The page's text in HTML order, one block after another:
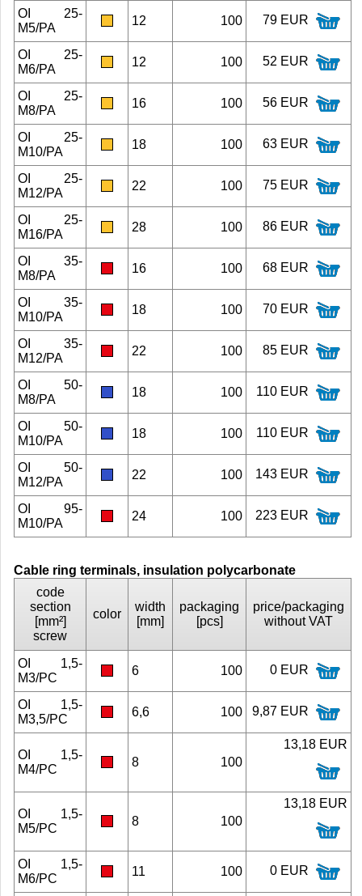
OI 25-
M5/PA
12 100 79 EUR
OI 25-
M6/PA
12 100 52 EUR
OI 25-
M8/PA
16 100 56 EUR
OI 25-
M10/PA
18 100 63 EUR
OI 25-
M12/PA
22 100 75 EUR
OI 25-
M16/PA
28 100 86 EUR
OI 35-
M8/PA
16 100 68 EUR
OI 35-
M10/PA
18 100 70 EUR
OI 35-
M12/PA
22 100 85 EUR
OI 50-
M8/PA
18 100 110 EUR
OI 50-
M10/PA
18 100 110 EUR
OI 50-
M12/PA
22 100 143 EUR
OI 95-
M10/PA
24 100 223 EUR
Cable ring terminals, insulation polycarbonate
code
section
[mm²]
screw
color
width
[mm]
packaging
[pcs]
price/packaging
without VAT
OI 1,5-
M3/PC
6 100 0 EUR
OI 1,5-
M3,5/PC
6,6 100 9,87 EUR
OI 1,5-
M4/PC
8 100
13,18 EUR
OI 1,5-
M5/PC
8 100
13,18 EUR
OI 1,5-
M6/PC
11 100 0 EUR